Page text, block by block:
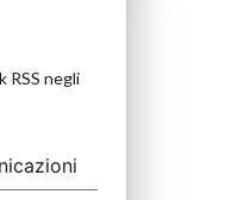
RSS negli